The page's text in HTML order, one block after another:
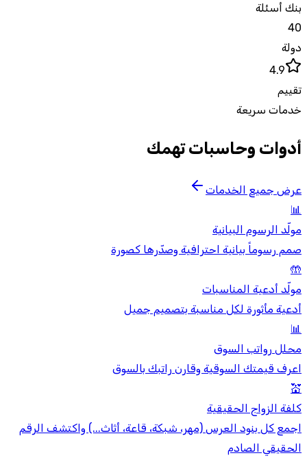
بنك أسئلة
40
دولة
4.9
تقييم
خدمات سريعة
أدوات وحاسبات تهمك
عرض جميع الخدمات
📊
مولّد الرسوم البيانية
صمم رسوماً بيانية احترافية وصدّرها كصورة
🤲
مولّد أدعية المناسبات
أدعية مأثورة لكل مناسبة بتصميم جميل
📊
محلل رواتب السوق
اعرف قيمتك السوقية وقارن راتبك بالسوق
💒
كلفة الزواج الحقيقية
اجمع كل بنود العرس (مهر، شبكة، قاعة، أثاث...) واكتشف الرقم
الحقيقي الصادم